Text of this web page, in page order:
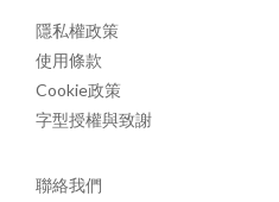
隱私權政策
使用條款
Cookie政策
字型授權與致謝
聯絡我們